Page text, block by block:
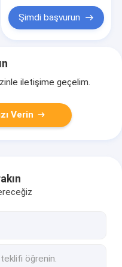
Şimdi başvurun
iletişime geçelim.
Verin